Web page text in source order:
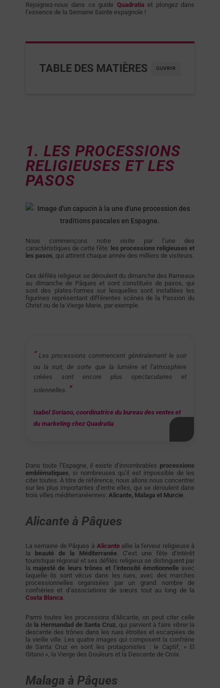
Rejoignez-nous dans ce guide Quadratia et plongez dans
l’essence de la Semaine Sainte espagnole !
OUVRIR
TABLE DES MATIÈRES
1. LES PROCESSIONS
RELIGIEUSES ET LES
PASOS
Nous commençons notre visite par l’une des
caractéristiques de cette fête: les processions religieuses et
les pasos, qui attirent chaque année des milliers de visiteurs.
Ces défilés religieux se déroulent du dimanche des Rameaux
au dimanche de Pâques et sont constitués de pasos, qui
sont des plates-formes sur lesquelles sont installées les
figurines représentant différentes scènes de la Passion du
Christ ou de la Vierge Marie, par exemple.
Les processions commencent généralement le soir
ou la nuit, de sorte que la lumière et l’atmosphère
créées sont encore plus spectaculaires et
solennelles.
Isabel Soriano, coordinatrice du bureau des ventes et
du marketing chez Quadratia
Dans toute l’Espagne, il existe d’innombrables processions
emblématiques, si nombreuses qu’il est impossible de les
citer toutes. À titre de référence, nous allons nous concentrer
sur les plus importantes d’entre elles, qui se déroulent dans
trois villes méditerranéennes: Alicante, Malaga et Murcie.
Alicante à Pâques
La semaine de Pâques à Alicanteallie la ferveur religieuse à
la
beauté de la Méditerranée . C’est une fête d’intérêt
touristique régional et ses défilés religieux se distinguent par
la majesté de leurs trônes et l’intensité émotionnelleavec
laquelle ils sont vécus dans les rues, avec des marches
processionnelles organisées par un grand nombre de
confréries et d’associations de sœurs tout au long de la
Costa Blanca
Parmi toutes les processions d’Alicante, on peut citer celle
de la Hermandad de Santa Cruz, qui parvient à faire vibrer la
descente des trônes dans les rues étroites et escarpées de
la vieille ville. Les quatre images qui composent la confrérie
de Santa Cruz en sont les protagonistes : le Captif, « El
Gitano », la Vierge des Douleurs et la Descente de Croix.
Malaga à Pâques